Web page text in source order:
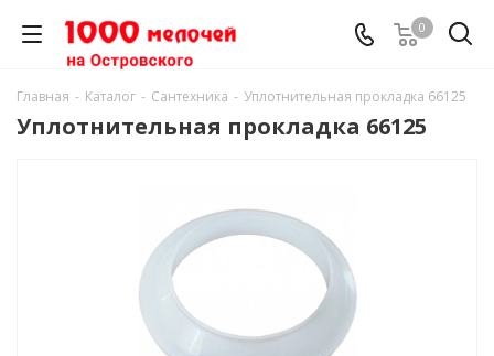
0
Главная - Каталог - Сантехника - Уплотнительная прокладка 66125
Уплотнительная прокладка 66125